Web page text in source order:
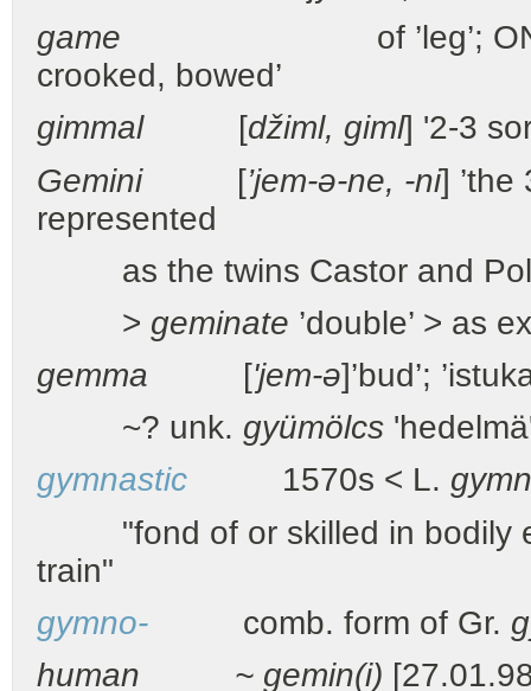
game of ’leg’;
crooked, bowed’
gimmal[džiml, giml] '2-3
Gemini[’jem-ə-ne, -ni]
represented
as the twins Castor and
> geminate ’double’ > as
gemma ['jem-ə]’bud’;
~? unk. gyümölcs
gymnastic 1570s < L.
"fond of or skilled in bodily
train"
gymno- comb. form of Gr.
human ~ gemin(i)